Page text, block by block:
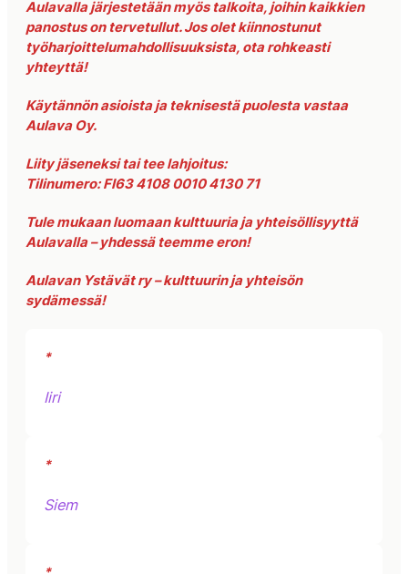
Aulavalla järjestetään myös talkoita, joihin kaikkien
panostus on tervetullut. Jos olet kiinnostunut
työharjoittelumahdollisuuksista, ota rohkeasti
yhteyttä!
Käytännön asioista ja teknisestä puolesta vastaa
Aulava Oy.
Liity jäseneksi tai tee lahjoitus:
Tilinumero: FI63 4108 0010 4130 71
Tule mukaan luomaan kulttuuria ja yhteisöllisyyttä
Aulavalla – yhdessä teemme eron!
Aulavan Ystävät ry – kulttuurin ja yhteisön
sydämessä!
*
Iiri
*
Siem